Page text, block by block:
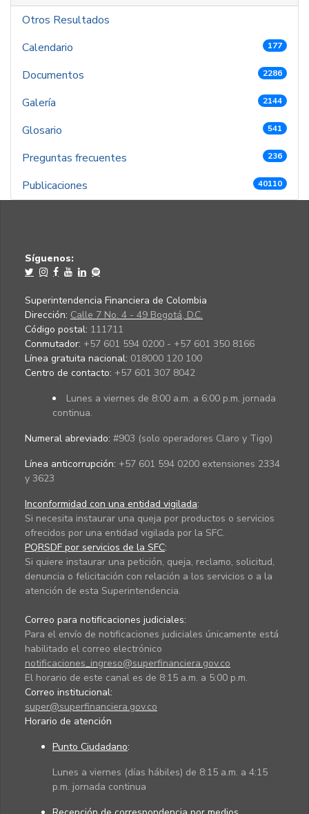
Otros Resultados
Calendario
177
Documentos 2286
Galería 2144
Glosario 541
Preguntas frecuentes 236
Publicaciones 40110
Síguenos:
Superintendencia Financiera de Colombia
Dirección: Calle 7 No. 4 - 49 Bogotá, D.C.
Código postal: 111711
Conmutador: +57 601 594 0200 - +57 601 350 8166
Línea gratuita nacional: 018000 120 100
Centro de contacto: +57 601 307 8042
Lunes a viernes de 8:00 a.m. a 6:00 p.m. jornada
continua.
Numeral abreviado: #903 (solo operadores Claro y Tigo)
Línea anticorrupción: +57 601 594 0200 extensiones 2334
y 3623
Inconformidad con una entidad vigilada:
Si necesita instaurar una queja por productos o servicios
ofrecidos por una entidad vigilada por la SFC.
PQRSDF por servicios de la SFC:
Si quiere instaurar una petición, queja, reclamo, solicitud,
denuncia o felicitación con relación a los servicios o a la
atención de esta Superintendencia.
Correo para notificaciones judiciales:
Para el envío de notificaciones judiciales únicamente está
habilitado el correo electrónico
notificaciones_ingreso@superfinanciera.gov.co
El horario de este canal es de 8:15 a.m. a 5:00 p.m.
Correo institucional:
super@superfinanciera.gov.co
Horario de atención
Punto Ciudadano:
Lunes a viernes (días hábiles) de 8:15 a.m. a 4:15
p.m. jornada continua